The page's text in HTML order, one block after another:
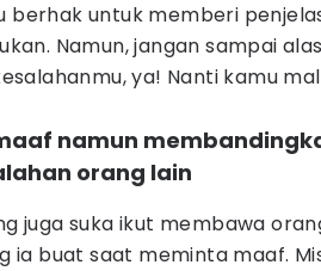
berhak untuk memberi
Namun, jangan sampai
ya! Nanti kamu
namun
orang lain
juga suka ikut membawa
ia buat saat meminta maaf.